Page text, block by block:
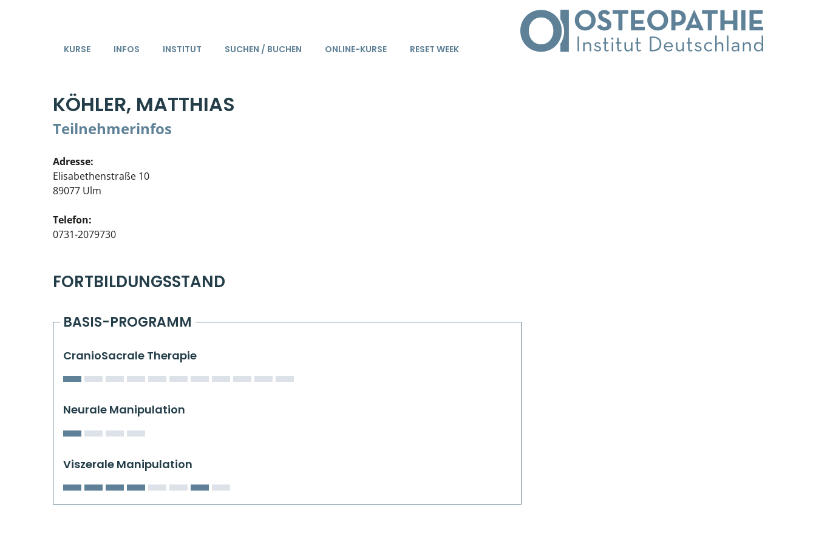
KURSE INFOS INSTITUT SUCHEN / BUCHEN ONLINE-KURSE RESET WEEK
KÖHLER, MATTHIAS
Teilnehmerinfos
Adresse:
Elisabethenstraße 10
89077 Ulm
Telefon:
0731-2079730
FORTBILDUNGSSTAND
BASIS-PROGRAMM
CranioSacrale Therapie
Neurale Manipulation
Viszerale Manipulation